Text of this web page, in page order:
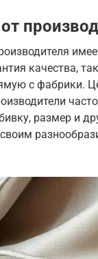
качества,
с фабрики.
размер и